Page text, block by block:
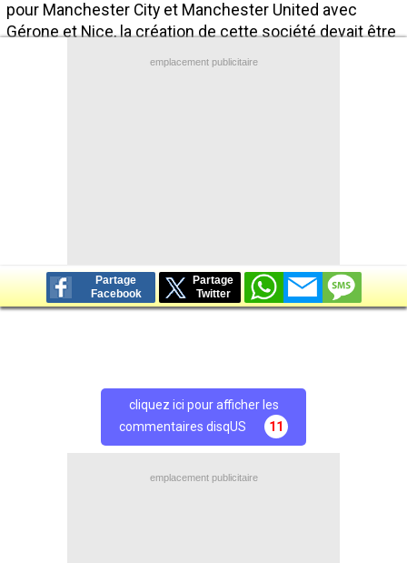
pour Manchester City et Manchester United avec
Gérone et Nice, la création de cette société devait être
réalisée avant le 1er mars, explique le média
emplacement publicitaire
Partage
Facebook
Partage
Twitter
cliquez ici pour afficher les
commentaires disqUS
11
emplacement publicitaire